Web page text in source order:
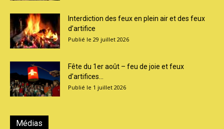
Interdiction des feux en plein air et des feux
d’artifice
29 juillet 2026
Fête du 1er août – feu de joie et feux
d’artifices...
1 juillet 2026
Médias